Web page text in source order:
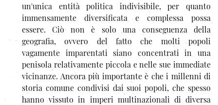
un'unica entità politica indivisibile, per quanto
immensamente diversificata e complessa possa
essere. Ciò non è solo una conseguenza della
geografia, ovvero del fatto che molti popoli
vagamente imparentati siano concentrati in una
penisola relativamente piccola e nelle sue immediate
vicinanze. Ancora più importante è che i millenni di
storia comune condivisi dai suoi popoli, che spesso
hanno vissuto in imperi multinazionali di diversa